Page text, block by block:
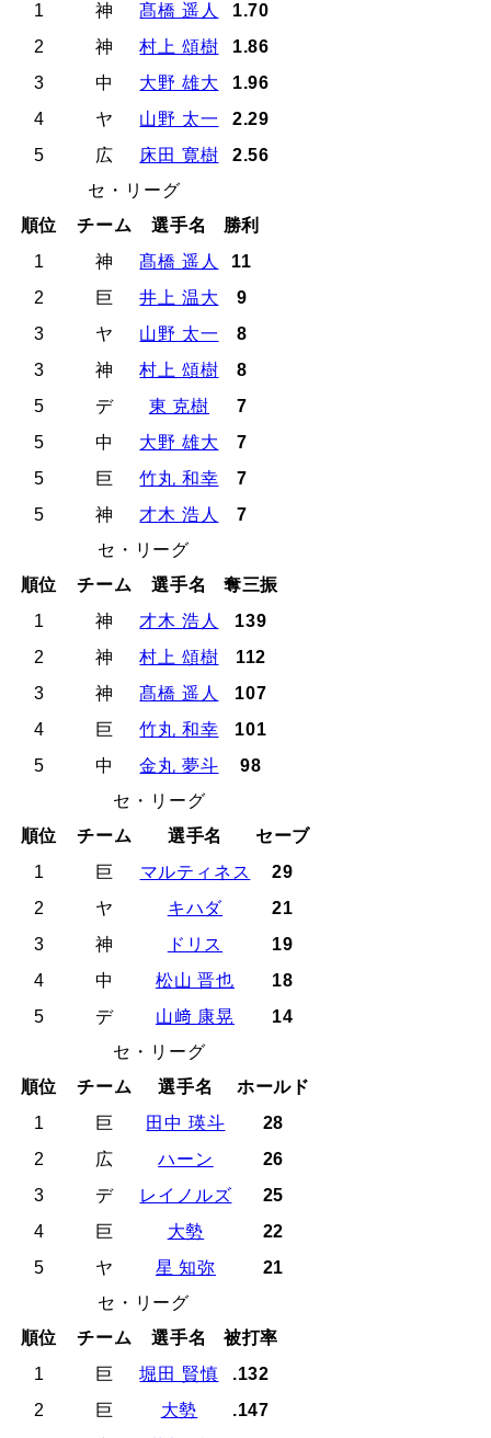
1
神 髙橋 遥人
1.70
2
神 村上 頌樹
1.86
3
中 大野 雄大
1.96
4
ヤ 山野 太一
2.29
5
広 床田 寛樹
2.56
セ・リーグ
順位
チーム 選手名
勝利
1
神 髙橋 遥人
11
2
巨 井上 温大
9
3
ヤ 山野 太一
8
3
神 村上 頌樹
8
5
デ 東 克樹
7
5
中 大野 雄大
7
5
巨 竹丸 和幸
7
5
神 才木 浩人
7
セ・リーグ
順位
チーム 選手名
奪三振
1
神 才木 浩人
139
2
神 村上 頌樹
112
3
神 髙橋 遥人
107
4
巨 竹丸 和幸
101
5
中 金丸 夢斗
98
セ・リーグ
順位
チーム 選手名
セーブ
1
巨 マルティネス
29
2
ヤ キハダ
21
3
神 ドリス
19
4
中 松山 晋也
18
5
デ 山﨑 康晃
14
セ・リーグ
順位
チーム 選手名
ホールド
1
巨 田中 瑛斗
28
2
広 ハーン
26
3
デ レイノルズ
25
4
巨 大勢
22
5
ヤ 星 知弥
21
セ・リーグ
順位
チーム 選手名
被打率
1
巨 堀田 賢慎
.132
2
巨 大勢
.147